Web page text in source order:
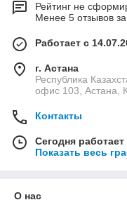
Рейтинг не
Менее 5 отзывов
Работает с
г. Астана
Республика
офис 103, Астана,
Контакты
Сегодня
Показать весь
О нас